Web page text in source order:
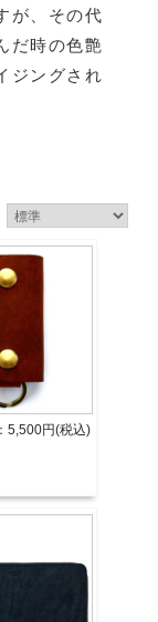
が、その代
だ時の色艶
ジングされ
5,500円(税込)